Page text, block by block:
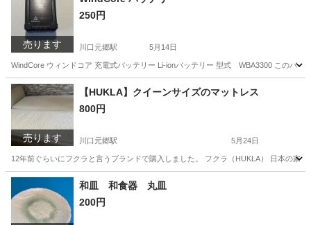
売ります
250円
川口元郷駅 5月14日
WindCore ウィンドコア 充電式バッテリー Li-ionバッテリー 型式 WBA3300 このバッ
埼玉 川口市 川口元郷駅 その他 WindCore
売ります
【HUKLA】クイーンサイズのマットレス
800円
川口元郷駅 5月24日
12年前ぐらいにフクラと言うブランドで購入しました。 フクラ（HUKLA） 日本の家
埼玉 川口市 川口元郷駅 ベッド
和皿 和食器 丸皿
200円